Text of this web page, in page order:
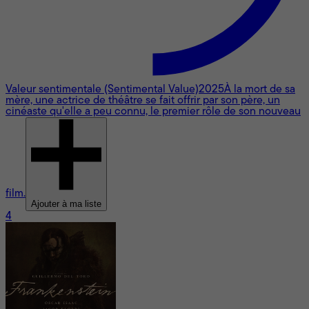
Valeur sentimentale (Sentimental Value)2025À la mort de sa
mère, une actrice de théâtre se fait offrir par son père, un
cinéaste qu'elle a peu connu, le premier rôle de son nouveau
film.
Ajouter à ma liste
4